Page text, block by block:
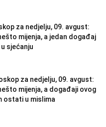
za nedjelju, 09. avgust:
mijenja, a jedan događaj
sjećanju
za nedjelju, 09. avgust:
mijenja, a događaji ovog
ostati u mislima